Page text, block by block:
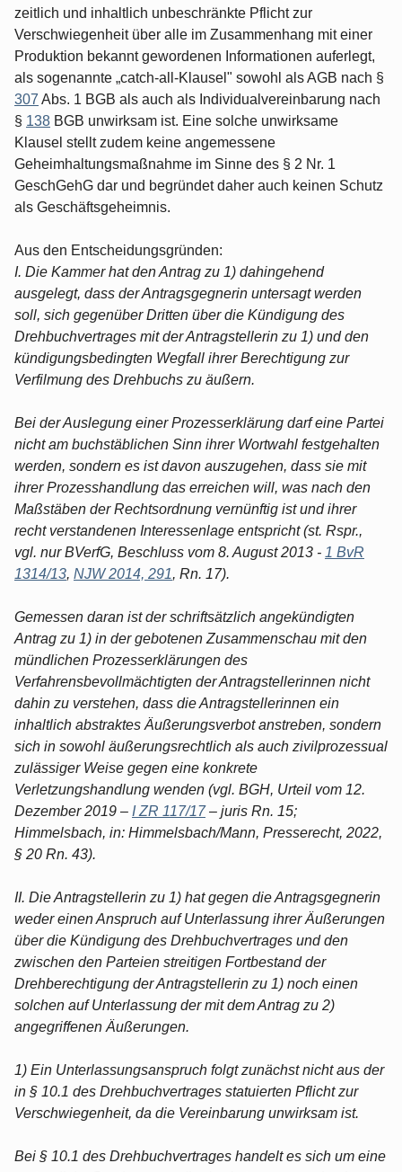
zeitlich und inhaltlich unbeschränkte Pflicht zur
Verschwiegenheit über alle im Zusammenhang mit einer
Produktion bekannt gewordenen Informationen auferlegt,
als sogenannte „catch-all-Klausel" sowohl als AGB nach §
307 Abs. 1 BGB als auch als Individualvereinbarung nach
§ 138 BGB unwirksam ist. Eine solche unwirksame
Klausel stellt zudem keine angemessene
Geheimhaltungsmaßnahme im Sinne des § 2 Nr. 1
GeschGehG dar und begründet daher auch keinen Schutz
als Geschäftsgeheimnis.
Aus den Entscheidungsgründen:
I. Die Kammer hat den Antrag zu 1) dahingehend
ausgelegt, dass der Antragsgegnerin untersagt werden
soll, sich gegenüber Dritten über die Kündigung des
Drehbuchvertrages mit der Antragstellerin zu 1) und den
kündigungsbedingten Wegfall ihrer Berechtigung zur
Verfilmung des Drehbuchs zu äußern.
Bei der Auslegung einer Prozesserklärung darf eine Partei
nicht am buchstäblichen Sinn ihrer Wortwahl festgehalten
werden, sondern es ist davon auszugehen, dass sie mit
ihrer Prozesshandlung das erreichen will, was nach den
Maßstäben der Rechtsordnung vernünftig ist und ihrer
recht verstandenen Interessenlage entspricht (st. Rspr.,
vgl. nur BVerfG, Beschluss vom 8. August 2013 - 1 BvR
1314/13, NJW 2014, 291, Rn. 17).
Gemessen daran ist der schriftsätzlich angekündigten
Antrag zu 1) in der gebotenen Zusammenschau mit den
mündlichen Prozesserklärungen des
Verfahrensbevollmächtigten der Antragstellerinnen nicht
dahin zu verstehen, dass die Antragstellerinnen ein
inhaltlich abstraktes Äußerungsverbot anstreben, sondern
sich in sowohl äußerungsrechtlich als auch zivilprozessual
zulässiger Weise gegen eine konkrete
Verletzungshandlung wenden (vgl. BGH, Urteil vom 12.
Dezember 2019 – I ZR 117/17– juris Rn. 15;
Himmelsbach, in: Himmelsbach/Mann, Presserecht, 2022,
§ 20 Rn. 43).
II. Die Antragstellerin zu 1) hat gegen die Antragsgegnerin
weder einen Anspruch auf Unterlassung ihrer Äußerungen
über die Kündigung des Drehbuchvertrages und den
zwischen den Parteien streitigen Fortbestand der
Drehberechtigung der Antragstellerin zu 1) noch einen
solchen auf Unterlassung der mit dem Antrag zu 2)
angegriffenen Äußerungen.
1) Ein Unterlassungsanspruch folgt zunächst nicht aus der
in § 10.1 des Drehbuchvertrages statuierten Pflicht zur
Verschwiegenheit, da die Vereinbarung unwirksam ist.
Bei § 10.1 des Drehbuchvertrages handelt es sich um eine